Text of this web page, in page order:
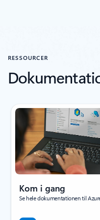
RESSOURCER
Viser slide 1 af 7
Kom i gang
Se hele dokumentationen til